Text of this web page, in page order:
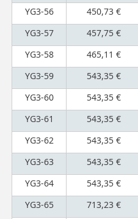
YG3-56
450,73 €
YG3-57
457,75 €
YG3-58
465,11 €
YG3-59
543,35 €
YG3-60
543,35 €
YG3-61
543,35 €
YG3-62
543,35 €
YG3-63
543,35 €
YG3-64
543,35 €
YG3-65
713,23 €